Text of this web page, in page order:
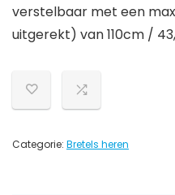
verstelbaar met een
uitgerekt) van 110cm /
Categorie: Bretels heren